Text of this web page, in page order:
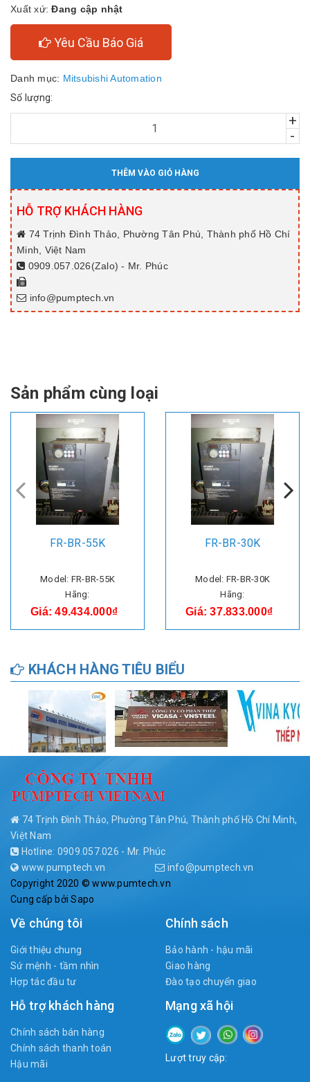
Xuất xứ:Đang cập nhật
Yêu Cầu Báo Giá
Danh mục: Mitsubishi Automation
Số lượng:
+
-
THÊM VÀO GIỎ HÀNG
HỖ TRỢ KHÁCH HÀNG
74 Trịnh Đình Thảo, Phường Tân Phú, Thành phố Hồ Chí
Minh, Việt Nam
0909.057.026(Zalo) - Mr. Phúc
info@pumptech.vn
Sản phẩm cùng loại
FR-BR-55K
Model: FR-BR-55K
Hãng:
Giá: 49.434.000₫
FR-BR-30K
Model: FR-BR-30K
Hãng:
Giá: 37.833.000₫
KHÁCH HÀNG TIÊU BIỂU
74 Trịnh Đình Thảo, Phường Tân Phú, Thành phố Hồ Chí Minh,
Việt Nam
Hotline: 0909.057.026 - Mr. Phúc
www.pumptech.vn
info@pumptech.vn
Copyright 2020 © www.pumtech.vn
Cung cấp bởiSapo
Về chúng tôi
Giới thiệu chung
Sứ mệnh - tầm nhìn
Hợp tác đầu tư
Chính sách
Bảo hành - hậu mãi
Giao hàng
Đào tạo chuyển giao
Hỗ trợ khách hàng
Chính sách bán hàng
Chính sách thanh toán
Hậu mãi
Mạng xã hội
Lượt truy cập: